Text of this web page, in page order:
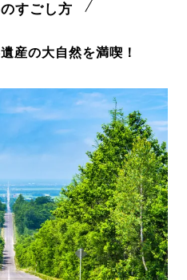
すごし方
産の大自然を満喫！